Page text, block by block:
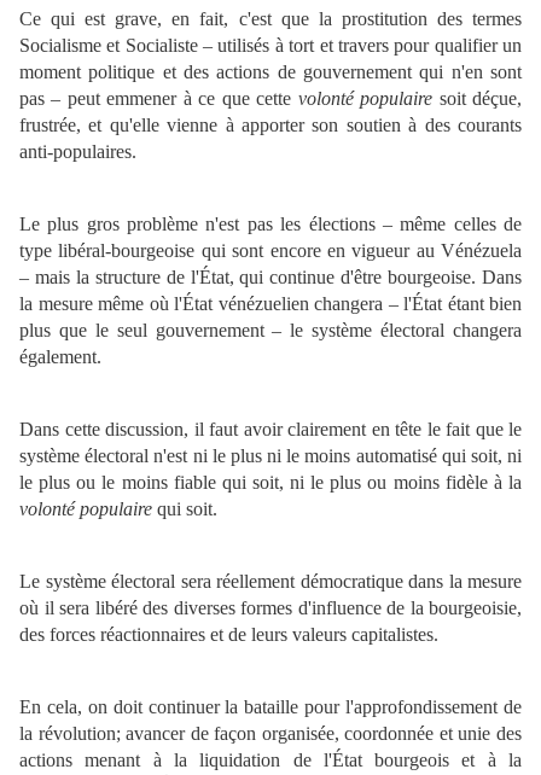
Ce qui est grave, en fait, c'est que la prostitution des termes
Socialisme et Socialiste – utilisés à tort et travers pour qualifier un
moment politique et des actions de gouvernement qui n'en sont
pas – peut emmener à ce que cette volonté populaire soit déçue,
frustrée, et qu'elle vienne à apporter son soutien à des courants
anti-populaires.
Le plus gros problème n'est pas les élections – même celles de
type libéral-bourgeoise qui sont encore en vigueur au Vénézuela
– mais la structure de l'État, qui continue d'être bourgeoise. Dans
la mesure même où l'État vénézuelien changera – l'État étant bien
plus que le seul gouvernement – le système électoral changera
également.
Dans cette discussion, il faut avoir clairement en tête le fait que le
système électoral n'est ni le plus ni le moins automatisé qui soit, ni
le plus ou le moins fiable qui soit, ni le plus ou moins fidèle à la
volonté populaire qui soit.
Le système électoral sera réellement démocratique dans la mesure
où il sera libéré des diverses formes d'influence de la bourgeoisie,
des forces réactionnaires et de leurs valeurs capitalistes.
En cela, on doit continuer la bataille pour l'approfondissement de
la révolution; avancer de façon organisée, coordonnée et unie des
actions menant à la liquidation de l'État bourgeois et à la